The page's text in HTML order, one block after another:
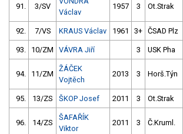
91. 3/SV
Václav
1957 3 Ot.Strak
92. 7/VS KRAUS Václav 1961 3+ ČSAD Plz
93. 10/ZM VÁVRA Jiří 3 USK Pha
94. 11/ZM
ŽÁČEK
Vojtěch
2013 3 Horš.Týn
95. 13/ZS ŠKOP Josef 2011 3 Ot.Strak
96. 14/ZS
ŠAFAŘÍK
Viktor
2011 3 Č.Kruml.